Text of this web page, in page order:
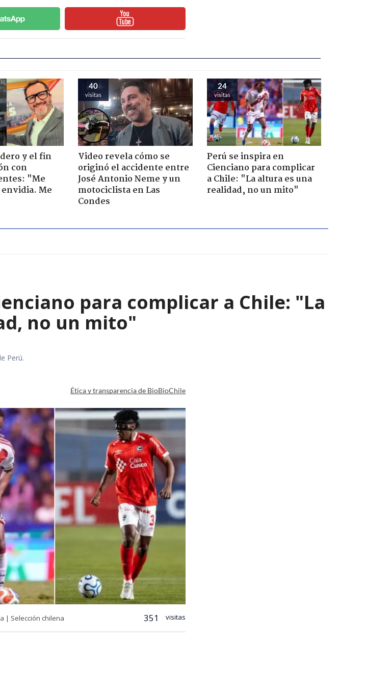
y el fin
con
"Me
Me
40
visitas
Video revela cómo se
originó el accidente entre
José Antonio Neme y un
motociclista en Las
Condes
24
visitas
Perú se inspira en
Cienciano para complicar
a Chile: "La altura es una
realidad, no un mito"
para complicar a Chile: "La
no un mito"
Perú.
Ética y transparencia de BioBioChile
| Selección chilena 351 visitas